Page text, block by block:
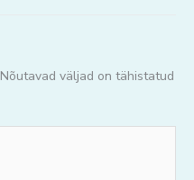
Nõutavad väljad on tähistatud